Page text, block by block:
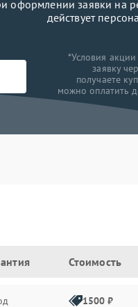
оформлении заявки на
действует
*Условия акции
заявку
получаете
можно оплатить
Стоимость
1500 ₽